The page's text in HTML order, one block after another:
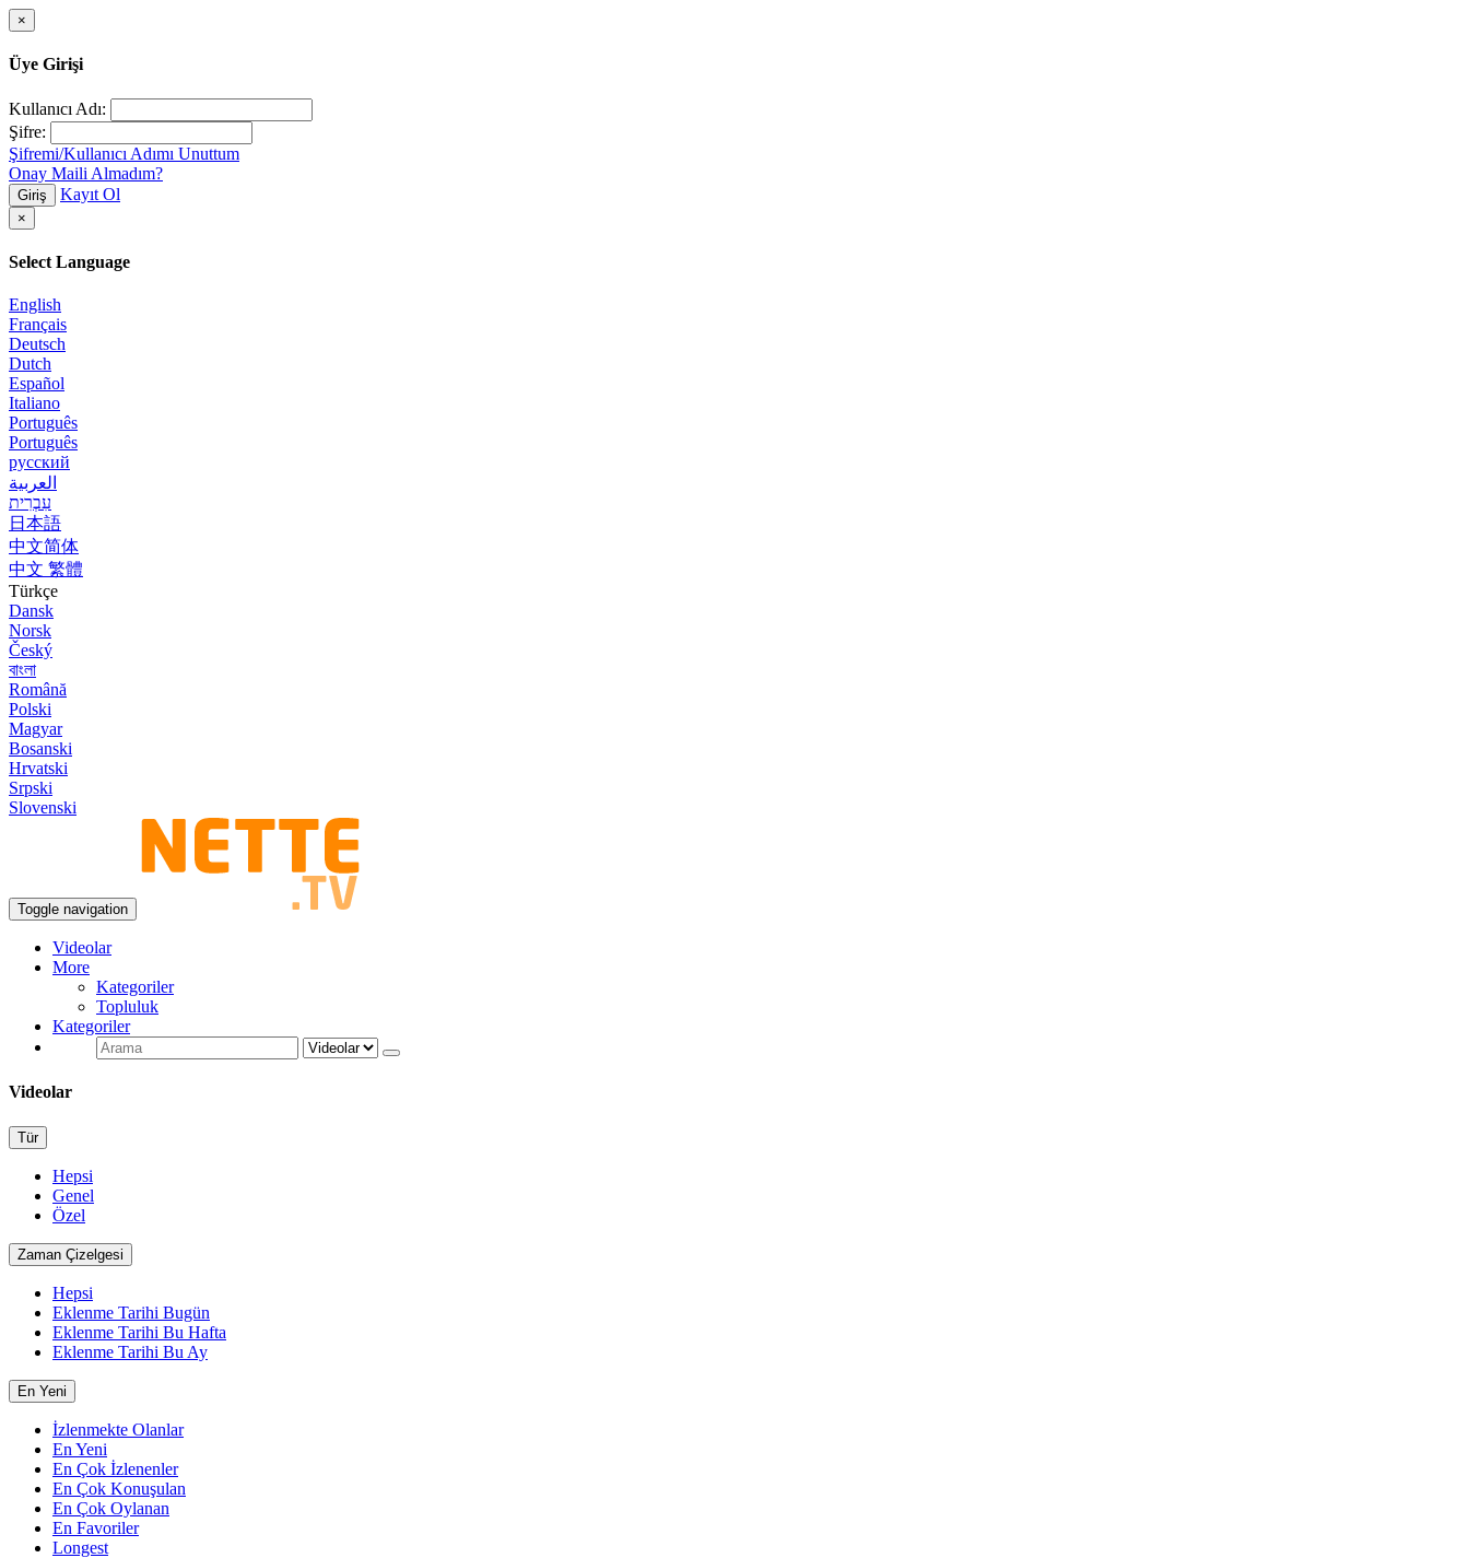
×
Üye Girişi
Kullanıcı Adı:
Şifre:
Şifremi/Kullanıcı Adımı Unuttum
Onay Maili Almadım?
Giriş Kayıt Ol
×
Select Language
English
Français
Deutsch
Dutch
Español
Italiano
Português
Português
русский
العربية
עִבְרִית
日本語
中文简体
中文 繁體
Türkçe
Dansk
Norsk
Český
বাংলা
Română
Polski
Magyar
Bosanski
Hrvatski
Srpski
Slovenski
Toggle navigation
Videolar
More
Kategoriler
Topluluk
Kategoriler
Videolar
Tür
Hepsi
Genel
Özel
Zaman Çizelgesi
Hepsi
Eklenme Tarihi Bugün
Eklenme Tarihi Bu Hafta
Eklenme Tarihi Bu Ay
En Yeni
İzlenmekte Olanlar
En Yeni
En Çok İzlenenler
En Çok Konuşulan
En Çok Oylanan
En Favoriler
Longest